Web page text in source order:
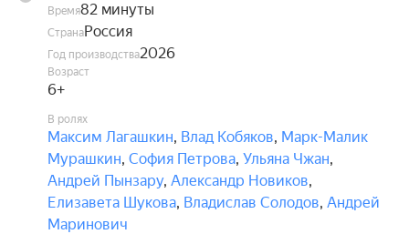
Время82 минуты
СтранаРоссия
Год производства2026
Возраст
6+
В ролях
Максим Лагашкин, Влад Кобяков, Марк-Малик
Мурашкин, София Петрова, Ульяна Чжан,
Андрей Пынзару, Александр Новиков,
Елизавета Шукова, Владислав Солодов, Андрей
Маринович